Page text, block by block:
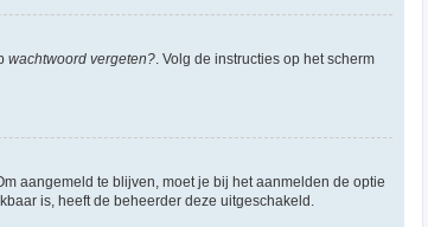
wachtwoord vergeten?. Volg de instructies op het scherm
aangemeld te blijven, moet je bij het aanmelden de optie
is, heeft de beheerder deze uitgeschakeld.